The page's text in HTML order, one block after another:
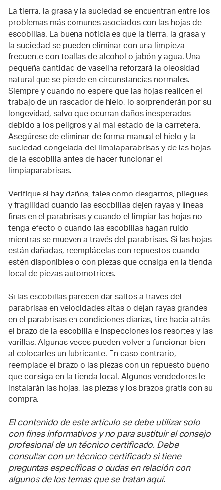
La tierra, la grasa y la suciedad se encuentran entre los
problemas más comunes asociados con las hojas de
escobillas. La buena noticia es que la tierra, la grasa y
la suciedad se pueden eliminar con una limpieza
frecuente con toallas de alcohol o jabón y agua. Una
pequeña cantidad de vaselina reforzará la oleosidad
natural que se pierde en circunstancias normales.
Siempre y cuando no espere que las hojas realicen el
trabajo de un rascador de hielo, lo sorprenderán por su
longevidad, salvo que ocurran daños inesperados
debido a los peligros y al mal estado de la carretera.
Asegúrese de eliminar de forma manual el hielo y la
suciedad congelada del limpiaparabrisas y de las hojas
de la escobilla antes de hacer funcionar el
limpiaparabrisas.
Verifique si hay daños, tales como desgarros, pliegues
y fragilidad cuando las escobillas dejen rayas y líneas
finas en el parabrisas y cuando el limpiar las hojas no
tenga efecto o cuando las escobillas hagan ruido
mientras se mueven a través del parabrisas. Si las hojas
están dañadas, reemplácelas con repuestos cuando
estén disponibles o con piezas que consiga en la tienda
local de piezas automotrices.
Si las escobillas parecen dar saltos a través del
parabrisas en velocidades altas o dejan rayas grandes
en el parabrisas en condiciones diarias, tire hacia atrás
el brazo de la escobilla e inspecciones los resortes y las
varillas. Algunas veces pueden volver a funcionar bien
al colocarles un lubricante. En caso contrario,
reemplace el brazo o las piezas con un repuesto bueno
que consiga en la tienda local. Algunos vendedores le
instalarán las hojas, las piezas y los brazos gratis con su
compra.
El contenido de este artículo se debe utilizar solo
con fines informativos y no para sustituir el consejo
profesional de un técnico certificado. Debe
consultar con un técnico certificado si tiene
preguntas específicas o dudas en relación con
algunos de los temas que se tratan aquí.